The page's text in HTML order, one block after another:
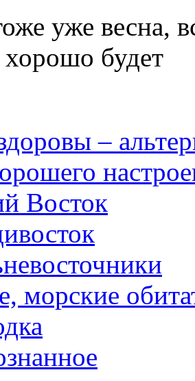
уже весна,
хорошо будет
–
Восток
морские